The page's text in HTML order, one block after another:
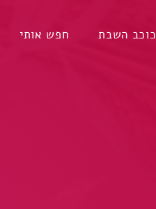
חפש אותי כוכב השבת